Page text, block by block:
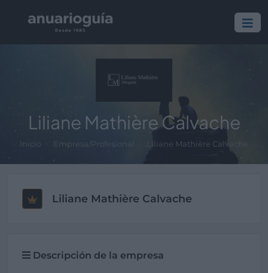
Liliane Mathière Calvache
Inicio Empresa/Profesional Liliane Mathière Calvache
Liliane Mathière Calvache
Descripción de la empresa